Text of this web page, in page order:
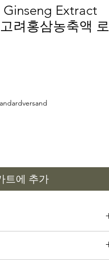
Ginseng Extract
려홍삼농축액 로
트에 추가